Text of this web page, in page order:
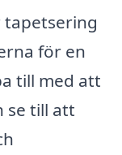
tapetsering
för en
till med att
se till att